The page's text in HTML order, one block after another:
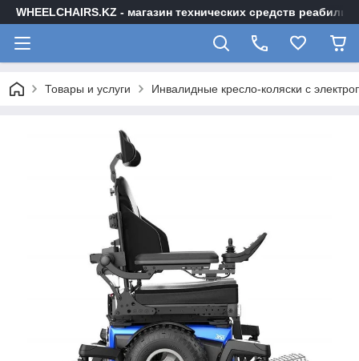
WHEELCHAIRS.KZ - магазин технических средств
Товары и услуги Инвалидные кресло-коляски с